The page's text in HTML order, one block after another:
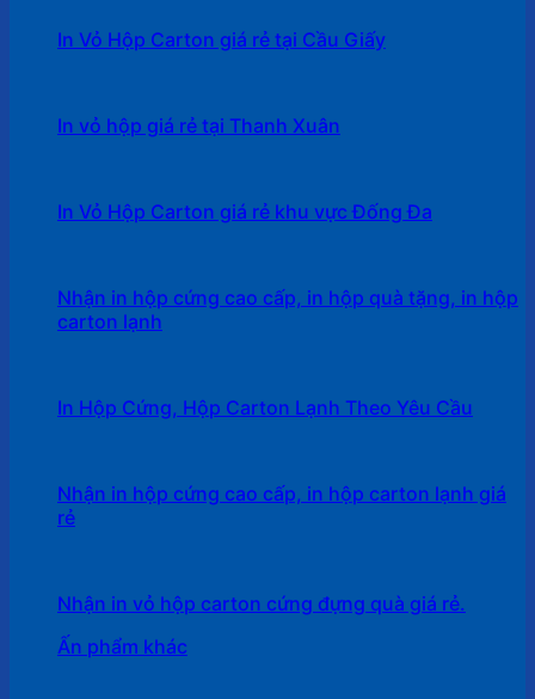
In Vỏ Hộp Carton giá rẻ tại Cầu Giấy
In vỏ hộp giá rẻ tại Thanh Xuân
In Vỏ Hộp Carton giá rẻ khu vực Đống Đa
Nhận in hộp cứng cao cấp, in hộp quà tặng, in hộp
carton lạnh
In Hộp Cứng, Hộp Carton Lạnh Theo Yêu Cầu
Nhận in hộp cứng cao cấp, in hộp carton lạnh giá
rẻ
Nhận in vỏ hộp carton cứng đựng quà giá rẻ.
Ấn phẩm khác